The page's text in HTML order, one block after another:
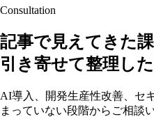
Consultation
記事で見えてきた
引き寄せて整理した
AI導入、開発生産性改善、セ
まっていない段階からご相談